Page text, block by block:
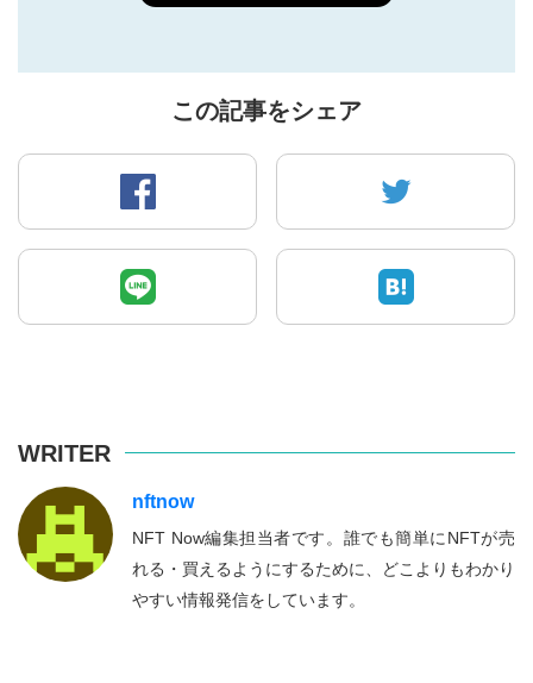
この記事をシェア
WRITER
nftnow
NFT Now編集担当者です。誰でも簡単にNFTが売
れる・買えるようにするために、どこよりもわかり
やすい情報発信をしています。